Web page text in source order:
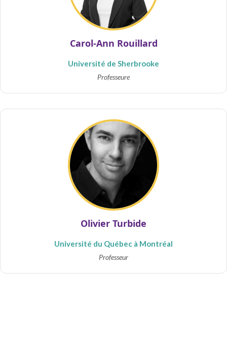
Carol-Ann Rouillard
Université de Sherbrooke
Professeure
Olivier Turbide
Université du Québec à Montréal
Professeur